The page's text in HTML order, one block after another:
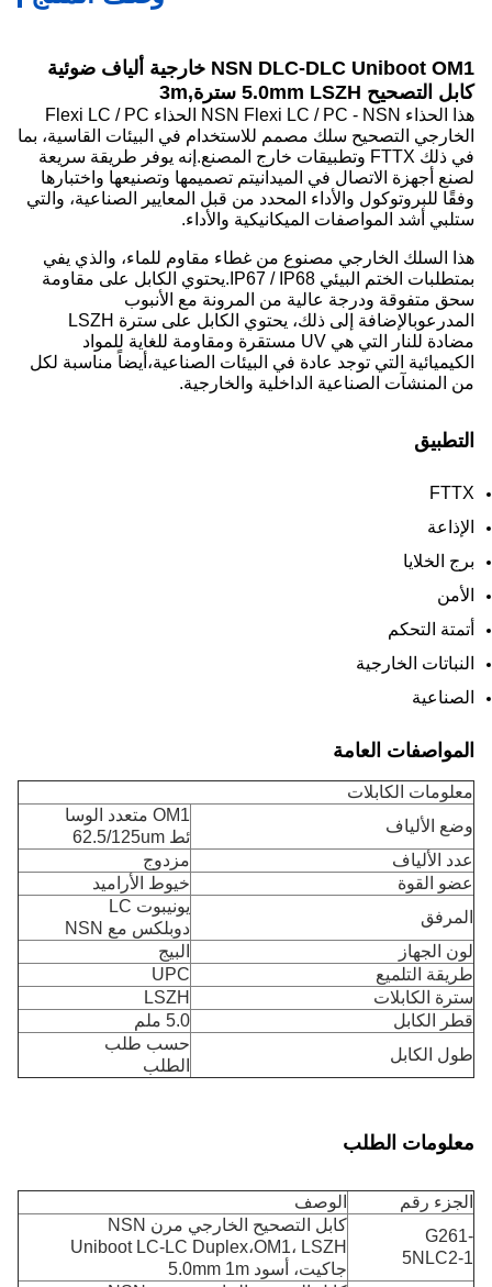
NSN DLC-DLC Uniboot OM1 خارجية ألياف ضوئية
كابل التصحيح 5.0mm LSZH سترة,3m
هذا الحذاء NSN Flexi LC / PC - NSN الحذاء Flexi LC / PC
الخارجي التصحيح سلك مصمم للاستخدام في البيئات القاسية، بما
في ذلك FTTX وتطبيقات خارج المصنع.إنه يوفر طريقة سريعة
لصنع أجهزة الاتصال في الميدانيتم تصميمها وتصنيعها واختبارها
وفقًا للبروتوكول والأداء المحدد من قبل المعايير الصناعية، والتي
ستلبي أشد المواصفات الميكانيكية والأداء.
هذا السلك الخارجي مصنوع من غطاء مقاوم للماء، والذي يفي
بمتطلبات الختم البيئي IP67 / IP68.يحتوي الكابل على مقاومة
سحق متفوقة ودرجة عالية من المرونة مع الأنبوب
المدرعوبالإضافة إلى ذلك، يحتوي الكابل على سترة LSZH
مضادة للنار التي هي UV مستقرة ومقاومة للغاية للمواد
الكيميائية التي توجد عادة في البيئات الصناعية،أيضاً مناسبة لكل
من المنشآت الصناعية الداخلية والخارجية.
التطبيق
FTTX
الإذاعة
برج الخلايا
الأمن
أتمتة التحكم
النباتات الخارجية
الصناعية
المواصفات العامة
معلومات الكابلات
وضع الألياف
OM1 متعدد الوسا
ئط 62.5/125um
عدد الألياف
مزدوج
عضو القوة
خيوط الأراميد
المرفق
يونيبوت LC
دوبلكس مع NSN
لون الجهاز
البيج
طريقة التلميع
UPC
سترة الكابلات
LSZH
قطر الكابل
5.0 ملم
طول الكابل
حسب طلب
الطلب
معلومات الطلب
الجزء رقم
الوصف
G261-
5NLC2-1
كابل التصحيح الخارجي مرن NSN
Uniboot LC-LC Duplex،OM1، LSZH
جاكيت، أسود 5.0mm 1m